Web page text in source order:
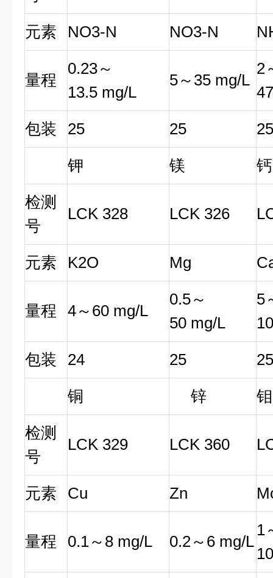
元素 NO3-N NO3-N
量程
0.23～
13.5 mg/L
5～35 mg/L
2
包装
25 25
25
钾
镁
钙
检测
号
LCK 328 LCK 326
元素 K2O Mg
量程 4～60 mg/L
0.5～
50 mg/L
5
包装
24 25
25
铜
锌
钼
检测
号
LCK 329 LCK 360
元素 Cu Zn
量程 0.1～8 mg/L 0.2～6 mg/L
1